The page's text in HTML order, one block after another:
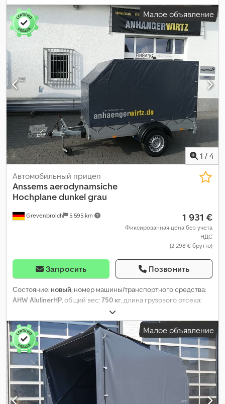
грузового отсека:1 500 мм,
Малое объявление
1 / 4
Grevenbroich 5 595 km
Автомобильный прицеп
Anssemsaerodynamsiche
Hochplane dunkel grau
1 931 €
Фиксированная цена без учета
НДС
(2 298 € брутто)
Запросить Позвонить
Состояние: новый, номер машины/транспортного средства:
AHW AlulinerHP, общий вес:750 кг, длина грузового отсека:
, ширина пространства для загрузки:
грузового отсека:1 500 мм,
Малое объявление